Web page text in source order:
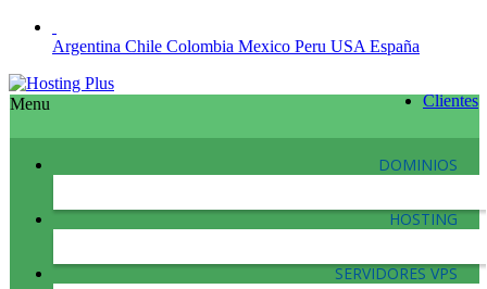
Argentina Chile Colombia Mexico Peru USA España
Clientes
Menu
DOMINIOS
HOSTING
SERVIDORES VPS